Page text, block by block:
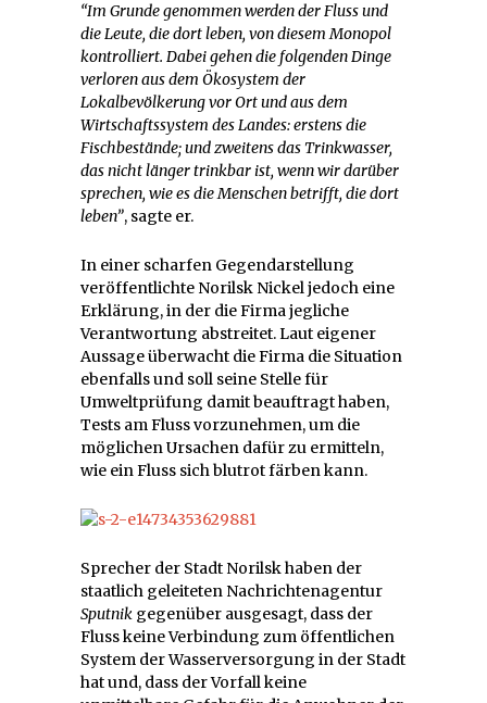
“Im Grunde genommen werden der Fluss und
die Leute, die dort leben, von diesem Monopol
kontrolliert. Dabei gehen die folgenden Dinge
verloren aus dem Ökosystem der
Lokalbevölkerung vor Ort und aus dem
Wirtschaftssystem des Landes: erstens die
Fischbestände; und zweitens das Trinkwasser,
das nicht länger trinkbar ist, wenn wir darüber
sprechen, wie es die Menschen betrifft, die dort
leben”, sagte er.
In einer scharfen Gegendarstellung
veröffentlichte Norilsk Nickel jedoch eine
Erklärung, in der die Firma jegliche
Verantwortung abstreitet. Laut eigener
Aussage überwacht die Firma die Situation
ebenfalls und soll seine Stelle für
Umweltprüfung damit beauftragt haben,
Tests am Fluss vorzunehmen, um die
möglichen Ursachen dafür zu ermitteln,
wie ein Fluss sich blutrot färben kann.
Sprecher der Stadt Norilsk haben der
staatlich geleiteten Nachrichtenagentur
Sputnik gegenüber ausgesagt, dass der
Fluss keine Verbindung zum öffentlichen
System der Wasserversorgung in der Stadt
hat und, dass der Vorfall keine